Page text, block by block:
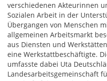
verschiedenen Akteurinnen
Sozialen Arbeit in der
Übergangen von Menschen
allgemeinen Arbeitsmarkt
aus Diensten und
eine Werkstattbeschäftigte.
umfasste dabei Uta
Landesarbeitsgemeinschaft